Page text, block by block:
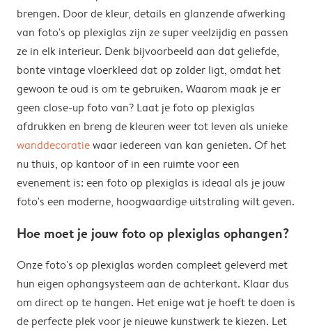
brengen. Door de kleur, details en glanzende afwerking
van foto's op plexiglas zijn ze super veelzijdig en passen
ze in elk interieur. Denk bijvoorbeeld aan dat geliefde,
bonte vintage vloerkleed dat op zolder ligt, omdat het
gewoon te oud is om te gebruiken. Waarom maak je er
geen close-up foto van? Laat je foto op plexiglas
afdrukken en breng de kleuren weer tot leven als unieke
wanddecoratiewaar iedereen van kan genieten. Of het
nu thuis, op kantoor of in een ruimte voor een
evenement is: een foto op plexiglas is ideaal als je jouw
foto's een moderne, hoogwaardige uitstraling wilt geven.
Hoe moet je jouw foto op plexiglas ophangen?
Onze foto's op plexiglas worden compleet geleverd met
hun eigen ophangsysteem aan de achterkant. Klaar dus
om direct op te hangen. Het enige wat je hoeft te doen is
de perfecte plek voor je nieuwe kunstwerk te kiezen. Let